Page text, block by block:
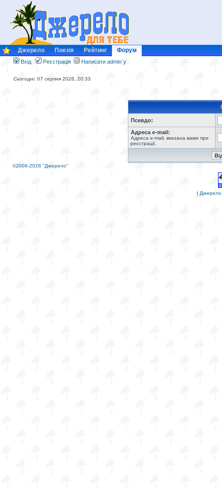
Джерело Поезія Рейтинг Форум
Вхід Реєстрація Написати admin`у
Сьогодні: 07 серпня 2026, 20:33
Псевдо:
Адреса e-mail:
Адреса e-mail, вказана вами при
реєстрації.
©2006-2026 "Джерело"
| Джерело